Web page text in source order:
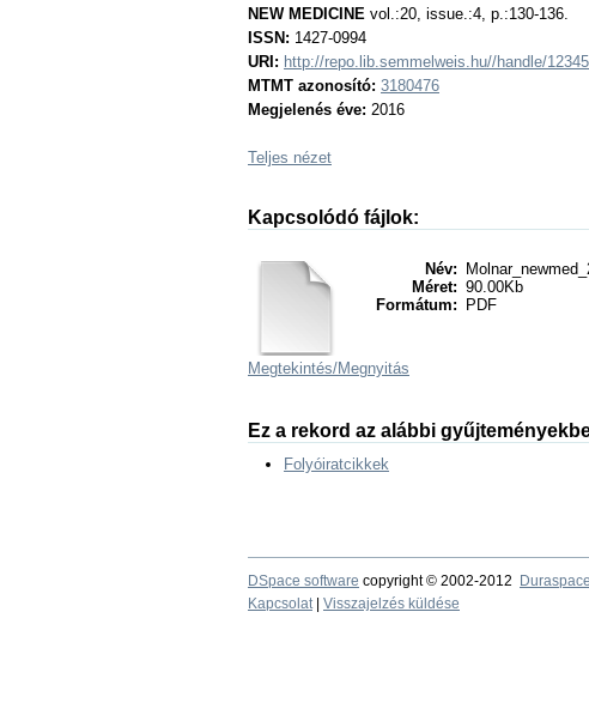
NEW MEDICINE vol.:20, issue.:4, p.:130-136.
ISSN: 1427-0994
URI: http://repo.lib.semmelweis.hu//handle/
MTMT azonosító: 3180476
Megjelenés éve: 2016
Teljes nézet
Kapcsolódó fájlok:
Név:
Méret: 90.00Kb
Formátum:
PDF
Megtekintés/Megnyitás
Ez a rekord az alábbi
Folyóiratcikkek
DSpace software copyright © 2002-2012
Duraspace
Kapcsolat| Visszajelzés küldése